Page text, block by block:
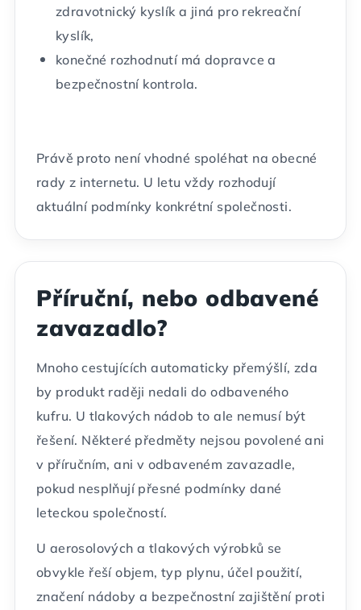
zdravotnický kyslík a jiná pro rekreační
kyslík,
konečné rozhodnutí má dopravce a
bezpečnostní kontrola.
Právě proto není vhodné spoléhat na obecné
rady z internetu. U letu vždy rozhodují
aktuální podmínky konkrétní společnosti.
Příruční, nebo odbavené
zavazadlo?
Mnoho cestujících automaticky přemýšlí, zda
by produkt raději nedali do odbaveného
kufru. U tlakových nádob to ale nemusí být
řešení. Některé předměty nejsou povolené ani
v příručním, ani v odbaveném zavazadle,
pokud nesplňují přesné podmínky dané
leteckou společností.
U aerosolových a tlakových výrobků se
obvykle řeší objem, typ plynu, účel použití,
značení nádoby a bezpečnostní zajištění proti